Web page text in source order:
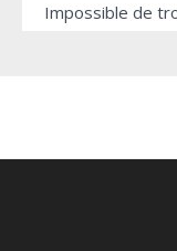
Impossible de